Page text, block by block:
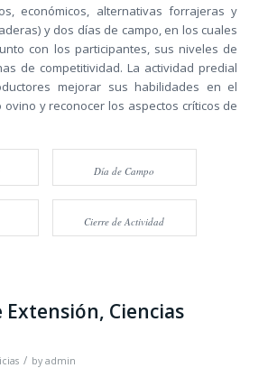
económicos, alternativas forrajeras y
y dos días de campo, en los cuales
con los participantes, sus niveles de
de competitividad. La actividad predial
mejorar sus habilidades en el
y reconocer los aspectos críticos de
Día de Campo
Cierre de Actividad
Extensión, Ciencias
/ by admin